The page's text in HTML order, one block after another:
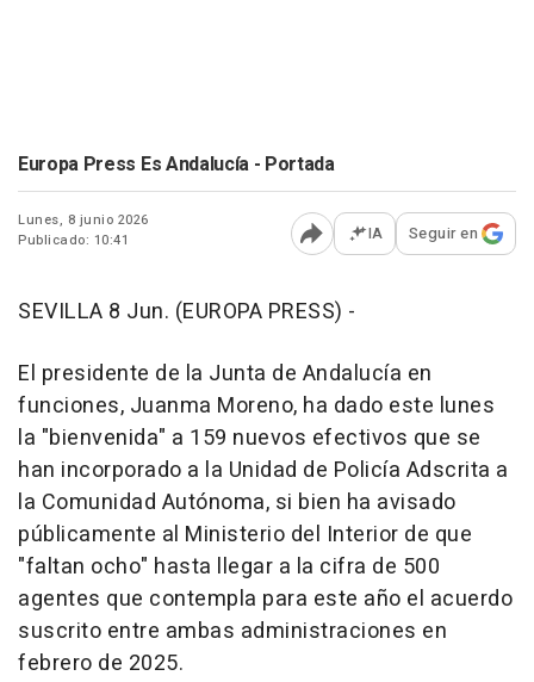
Europa Press Es Andalucía - Portada
Lunes, 8 junio 2026
Publicado: 10:41
Abrir opciones para
IA Seguir en
SEVILLA 8 Jun. (EUROPA PRESS) -
El presidente de la Junta de Andalucía en
funciones, Juanma Moreno, ha dado este lunes
la "bienvenida" a 159 nuevos efectivos que se
han incorporado a la Unidad de Policía Adscrita a
la Comunidad Autónoma, si bien ha avisado
públicamente al Ministerio del Interior de que
"faltan ocho" hasta llegar a la cifra de 500
agentes que contempla para este año el acuerdo
suscrito entre ambas administraciones en
febrero de 2025.